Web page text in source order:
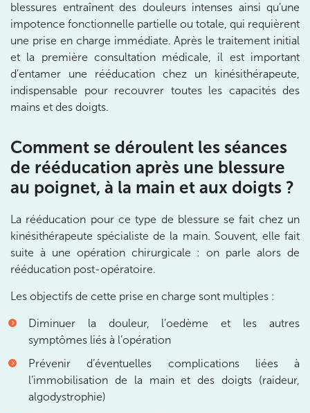
blessures entraînent des douleurs intenses ainsi qu’une
impotence fonctionnelle partielle ou totale, qui requièrent
une prise en charge immédiate. Après le traitement initial
et la première consultation médicale, il est important
d’entamer une rééducation chez un kinésithérapeute,
indispensable pour recouvrer toutes les capacités des
mains et des doigts.
Comment se déroulent les séances
de rééducation après une blessure
au poignet, à la main et aux doigts ?
La rééducation pour ce type de blessure se fait chez un
kinésithérapeute spécialiste de la main. Souvent, elle fait
suite à une opération chirurgicale : on parle alors de
rééducation post-opératoire.
Les objectifs de cette prise en charge sont multiples :
Diminuer la douleur, l’oedème et les autres
symptômes liés à l’opération
Prévenir d’éventuelles complications liées à
l’immobilisation de la main et des doigts (raideur,
algodystrophie)
Prenez RDV sur
Prenez RDV sur
IK PARIS 17 – VILLIERS
68 Av. de Villiers 75017 Paris
68 Av. de Villiers 75017 Paris
01 44 90 90 40
Prenez RDV sur
Prenez RDV sur
IK PARIS 8 – SAINT-LAZARE
20 Rue de la Pépinière 75008 Paris
20 Rue de la Pépinière 75008 Paris
01 55 06 05 07
Prenez RDV sur
PARIS 9 – PETRELLE
6 Rue Petrelle 75009 Paris